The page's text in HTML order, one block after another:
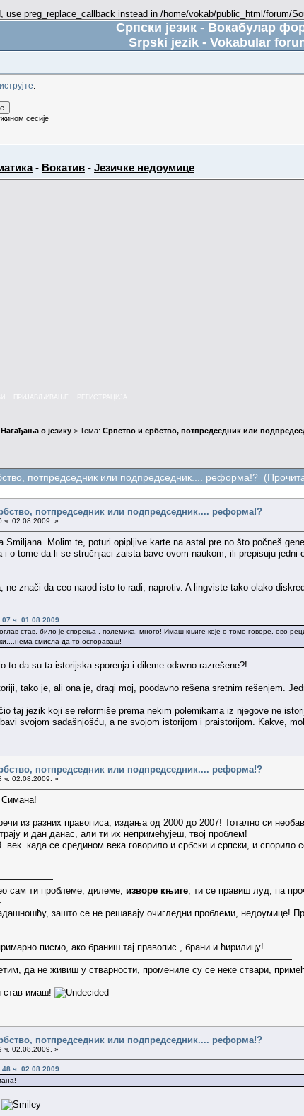
use preg_replace_callback instead in /home/vokab/public_html/forum/
Српски језик - Вокабулар
Srpski jezik - Vokabular
сесије
- Вокатив - Језичке недоумице
Нагађања о језику > Тема: Српство и србство, потпредседник или
потпредседник или подпредседник.... реформа!?
потпредседник или подпредседник.... реформа!?
ч. 02.08.2009. »
Smiljana. Molim te, poturi opipljive karte na astal pre no što počneš
i o tome da li se stručnjaci zaista bave ovom naukom, ili prepisuju
ne znači da ceo narod isto to radi, naprotiv. A lingviste tako olako
ч. 01.08.2009.
став, било је спорења , полемика, много! Имаш књиге које о томе говоре, ево
смисла да то оспораваш!
to da su ta istorijska sporenja i dileme odavno razrešene?!
tako je, ali ona je, dragi moj, poodavno rešena sretnim rešenjem.
taj jezik koji se reformiše prema nekim polemikama iz njegove ne
svojom sadašnjošću, a ne svojom istorijom i praistorijom. Kakve,
потпредседник или подпредседник.... реформа!?
ч. 02.08.2009. »
из разних правописа, издања од 2000 до 2007! Тотално си
и дан данас, али ти их непримећујеш, твој проблем!
век када се средином века говорило и србски и српски, и
сам ти проблеме, дилеме, изворе књиге , ти се правиш луд, па
зашто се не решавају очигледни проблеми, недоумице!
писмо, ако браниш тај правопис , брани и ћирилицу!
да не живиш у стварности, промениле су се неке ствари,
став имаш!
потпредседник или подпредседник.... реформа!?
ч. 02.08.2009. »
ч. 02.08.2009.